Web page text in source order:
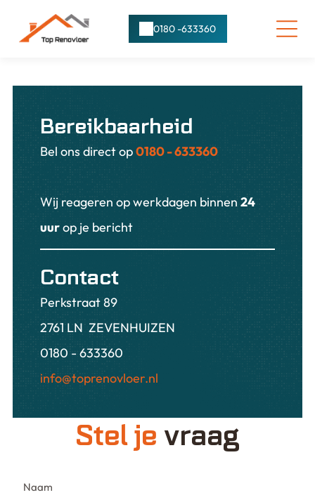
0180 -633360
Stel je vraag
Naam
Bereikbaarheid
Bel ons direct op0180 - 633360
Wij reageren op werkdagen binnen24
uurop je bericht
Contact
Perkstraat 89
2761 LN ZEVENHUIZEN
0180 - 633360
info@toprenovloer.nl